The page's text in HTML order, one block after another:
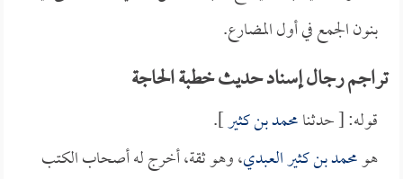
بنون الجمع في أول المضارع.
تراجم رجال إسناد حديث خطبة الحاجة
قوله: [ حدثنامحمد بن كثير].
هومحمد بن كثير العبدي، وهو ثقة، أخرج له أصحاب الكتب